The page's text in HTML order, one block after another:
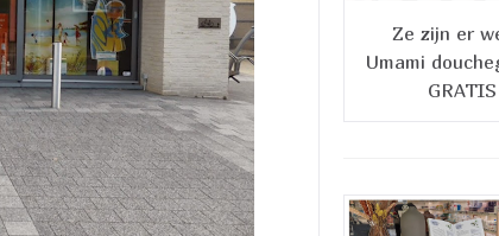
Ze zijn er
Umami
GRATIS